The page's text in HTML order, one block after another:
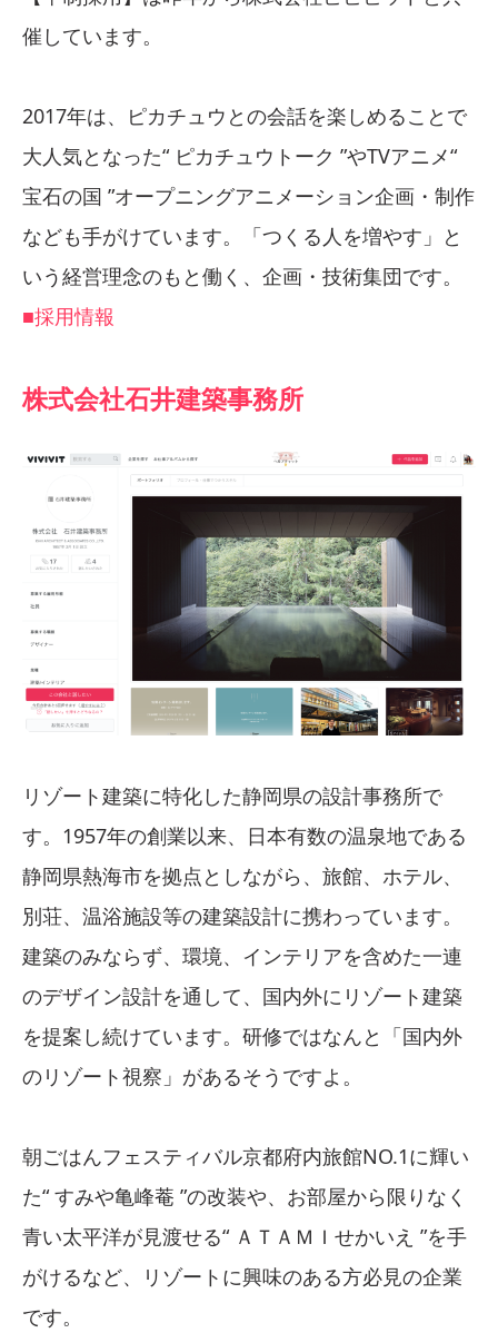
催しています。
2017年は、ピカチュウとの会話を楽しめることで
大人気となった“ ピカチュウトーク ”やTVアニメ“
宝石の国 ”オープニングアニメーション企画・制作
なども手がけています。「つくる人を増やす」と
いう経営理念のもと働く、企画・技術集団です。
■採用情報
株式会社石井建築事務所
リゾート建築に特化した静岡県の設計事務所で
す。1957年の創業以来、日本有数の温泉地である
静岡県熱海市を拠点としながら、旅館、ホテル、
別荘、温浴施設等の建築設計に携わっています。
建築のみならず、環境、インテリアを含めた一連
のデザイン設計を通して、国内外にリゾート建築
を提案し続けています。研修ではなんと「国内外
のリゾート視察」があるそうですよ。
朝ごはんフェスティバル京都府内旅館NO.1に輝い
た“ すみや亀峰菴 ”の改装や、お部屋から限りなく
青い太平洋が見渡せる“ ＡＴＡＭＩせかいえ ”を手
がけるなど、リゾートに興味のある方必見の企業
です。